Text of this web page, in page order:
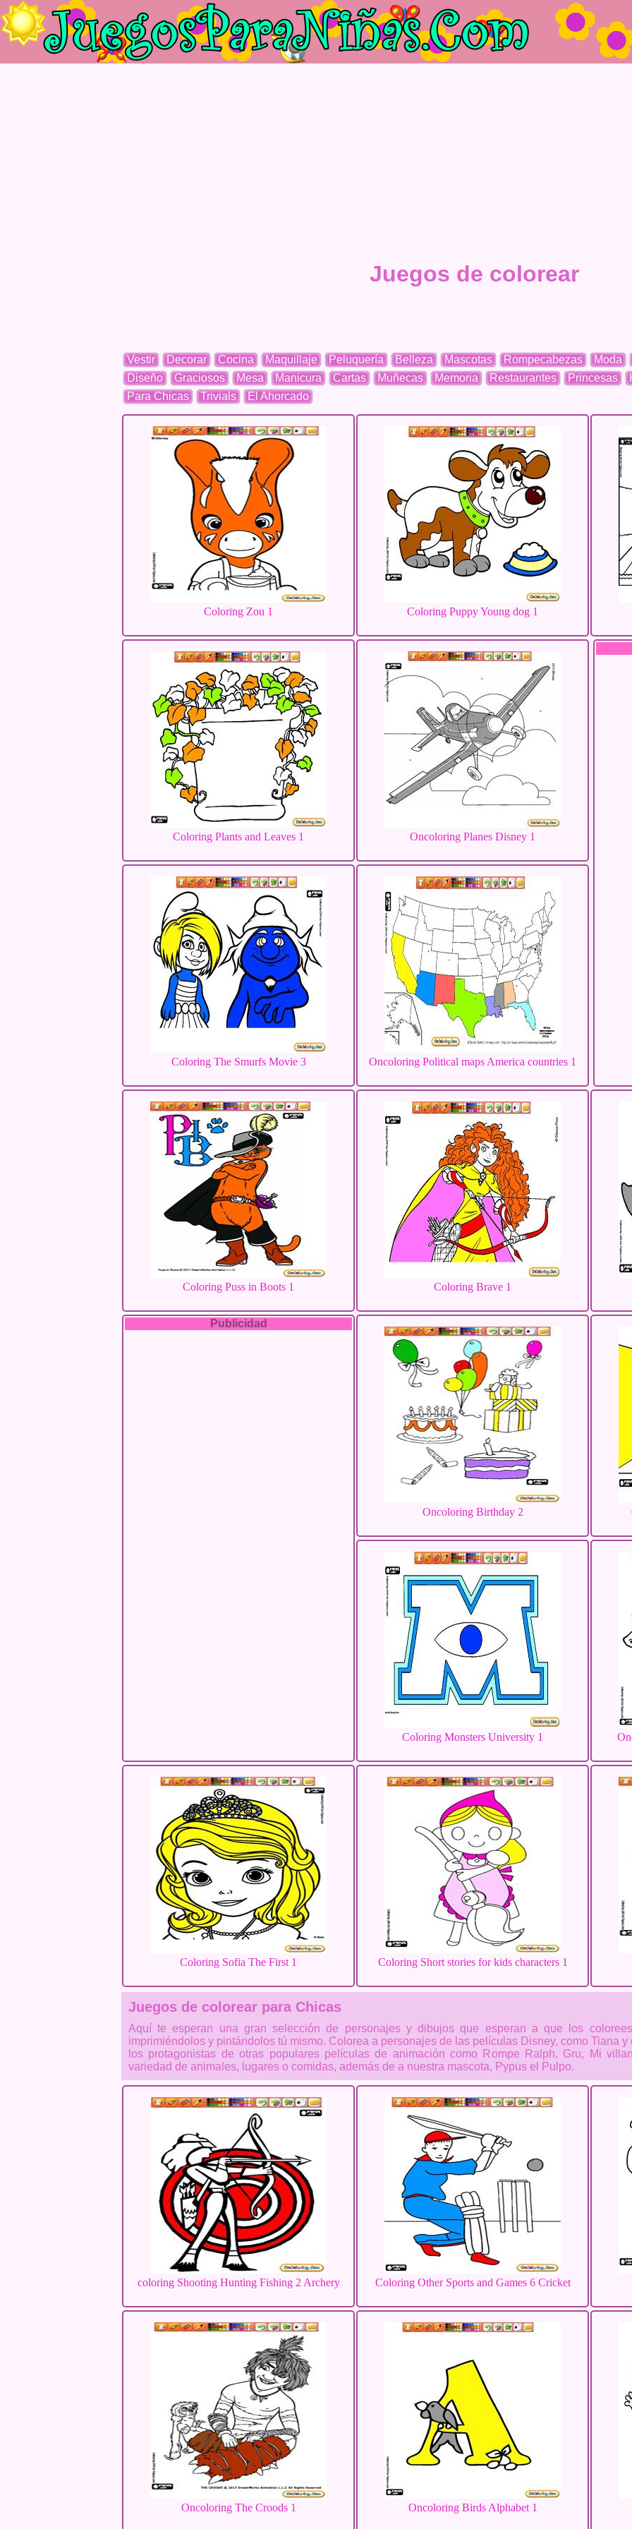
Juegos de colorear
Vestir Decorar Cocina Maquillaje Peluquería Belleza Mascotas Rompecabezas Moda
Diseño
Graciosos Mesa Manicura Cartas Muñecas Memoria Restaurantes Princesas
Para Chicas
Trivials El Ahorcado
Coloring Zou 1 Coloring Puppy Young dog 1
Coloring Plants and Leaves 1 Oncoloring Planes Disney 1
Coloring The Smurfs Movie 3 Oncoloring Political maps America countries 1
Coloring Puss in Boots 1 Coloring Brave 1
Publicidad
Oncoloring Birthday 2
Coloring Monsters University 1
Coloring Sofia The First 1 Coloring Short stories for kids characters 1
Juegos de colorear para Chicas
Aquí te esperan una gran selección de personajes y dibujos que esperan a que los
imprimiéndolos y pintándolos tú mismo. Colorea a personajes de las películas Disney, como Tiana
los protagonistas de otras populares películas de animación como Rompe Ralph, Gru, Mi
variedad de animales, lugares o comidas, además de a nuestra mascota, Pypus el Pulpo.
coloring Shooting Hunting Fishing 2 Archery Coloring Other Sports and Games 6 Cricket
Oncoloring The Croods 1 Oncoloring Birds Alphabet 1